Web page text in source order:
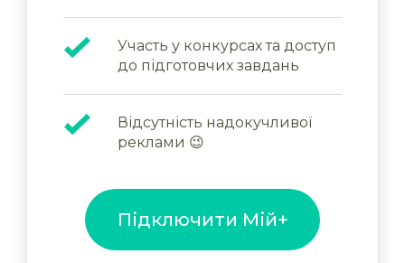
Участь у конкурсах та доступ
до підготовчих завдань
Відсутність надокучливої
реклами 😉
Підключити Мій+